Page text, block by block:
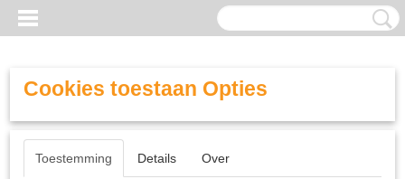
Cookies toestaan Opties
Toestemming Details Over